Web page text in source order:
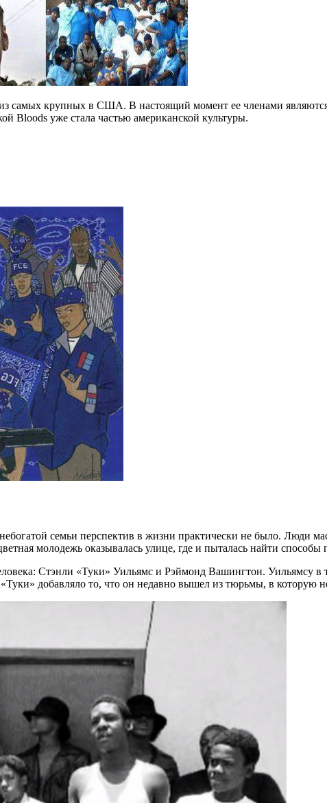
самых крупных в США. В настоящий момент ее членами являются
Bloods уже стала частью американской культуры.
семьи перспектив в жизни практически не было. Люди
молодежь оказывалась улице, где и пыталась найти способы
Стэнли «Туки» Уильямс и Рэймонд Вашингтон. Уильямсу
добавляло то, что он недавно вышел из тюрьмы, в которую